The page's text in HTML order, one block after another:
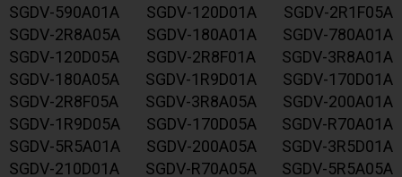
SGDV-590A01A SGDV-120D01A SGDV-2R1F05A
SGDV-2R8A05A SGDV-180A01A SGDV-780A01A
SGDV-120D05A SGDV-2R8F01A SGDV-3R8A01A
SGDV-180A05A SGDV-1R9D01A SGDV-170D01A
SGDV-2R8F05A SGDV-3R8A05A SGDV-200A01A
SGDV-1R9D05A SGDV-170D05A SGDV-R70A01A
SGDV-5R5A01A SGDV-200A05A SGDV-3R5D01A
SGDV-210D01A SGDV-R70A05A SGDV-5R5A05A